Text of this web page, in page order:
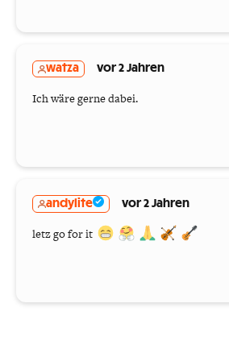
watza vor 2 Jahren
Ich wäre gerne dabei.
andylite vor 2 Jahren
letz go for it